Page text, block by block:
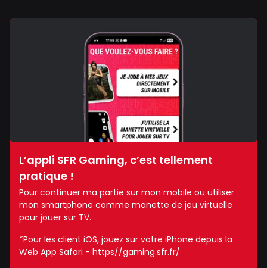
L’appli SFR Gaming, c’est tellement
pratique !
Pour continuer ma partie sur mon mobile ou utiliser
mon smartphone comme manette de jeu virtuelle
pour jouer sur TV.
*Pour les client iOS, jouez sur votre iPhone depuis la
Web App Safari - https//gaming.sfr.fr/